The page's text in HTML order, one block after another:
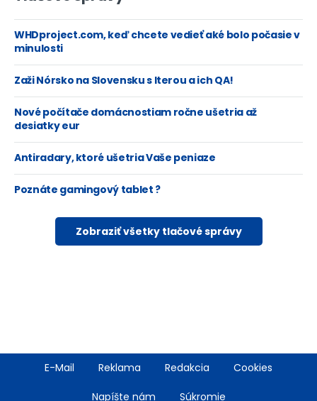
WHDproject.com, keď chcete vedieť aké bolo počasie v
minulosti
Zaži Nórsko na Slovensku s Iterou a ich QA!
Nové počítače domácnostiam ročne ušetria až
desiatky eur
Antiradary, ktoré ušetria Vaše peniaze
Poznáte gamingový tablet ?
Zobraziť všetky tlačové správy
FooterE-Mail Reklama Redakcia Cookies
Napíšte nám Súkromie